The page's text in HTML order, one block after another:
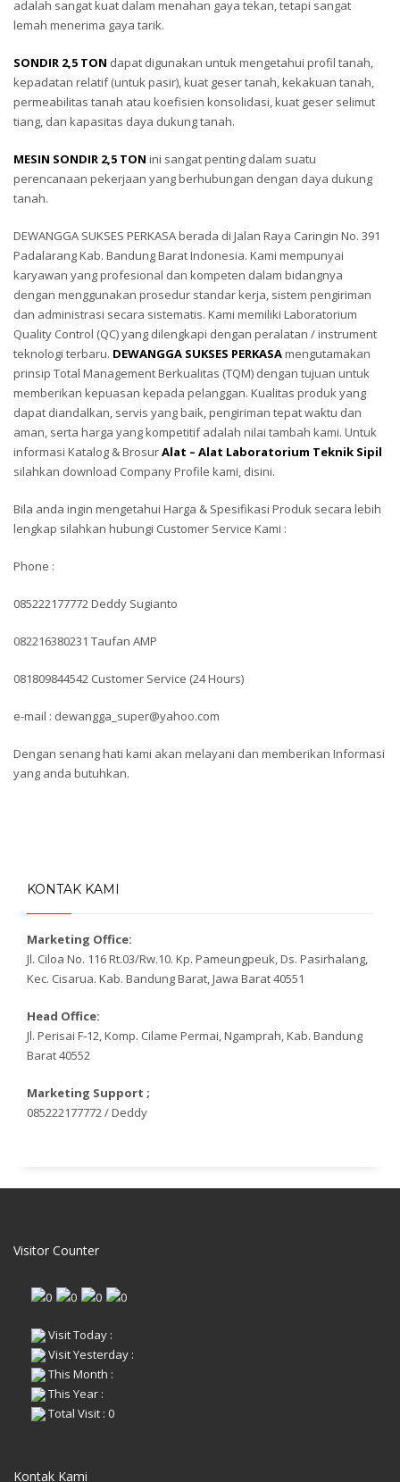
adalah sangat kuat dalam menahan gaya tekan, tetapi sangat
lemah menerima gaya tarik.
SONDIR 2,5 TON dapat digunakan untuk mengetahui profil tanah,
kepadatan relatif (untuk pasir), kuat geser tanah, kekakuan tanah,
permeabilitas tanah atau koefisien konsolidasi, kuat geser selimut
tiang, dan kapasitas daya dukung tanah.
MESIN SONDIR 2,5 TON ini sangat penting dalam suatu
perencanaan pekerjaan yang berhubungan dengan daya dukung
tanah.
DEWANGGA SUKSES PERKASA berada di Jalan Raya Caringin No. 391
Padalarang Kab. Bandung Barat Indonesia. Kami mempunyai
karyawan yang profesional dan kompeten dalam bidangnya
dengan menggunakan prosedur standar kerja, sistem pengiriman
dan administrasi secara sistematis. Kami memiliki Laboratorium
Quality Control (QC) yang dilengkapi dengan peralatan / instrument
teknologi terbaru. DEWANGGA SUKSES PERKASAmengutamakan
prinsip Total Management Berkualitas (TQM) dengan tujuan untuk
memberikan kepuasan kepada pelanggan. Kualitas produk yang
dapat diandalkan, servis yang baik, pengiriman tepat waktu dan
aman, serta harga yang kompetitif adalah nilai tambah kami. Untuk
informasi Katalog & BrosurAlat – Alat Laboratorium Teknik Sipil
silahkan download Company Profile kami, disini.
Bila anda ingin mengetahui Harga & Spesifikasi Produk secara lebih
lengkap silahkan hubungi Customer Service Kami :
Phone :
085222177772 Deddy Sugianto
082216380231 Taufan AMP
081809844542 Customer Service (24 Hours)
e-mail : dewangga_super@yahoo.com
Dengan senang hati kami akan melayani dan memberikan Informasi
yang anda butuhkan.
KONTAK KAMI
Marketing Office:
Jl. Ciloa No. 116 Rt.03/Rw.10. Kp. Pameungpeuk, Ds. Pasirhalang,
Kec. Cisarua. Kab. Bandung Barat, Jawa Barat 40551
Head Office:
Jl. Perisai F-12, Komp. Cilame Permai, Ngamprah, Kab. Bandung
Barat 40552
Marketing Support ;
085222177772 / Deddy
Visitor Counter
Visit Today :
Visit Yesterday :
This Month :
This Year :
Total Visit : 0
Kontak Kami